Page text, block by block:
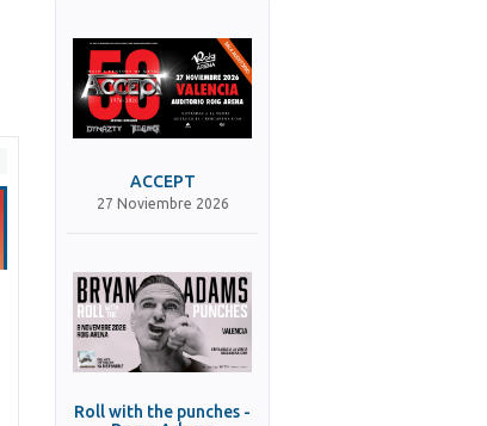
ACCEPT
27 Noviembre 2026
Roll with the punches -